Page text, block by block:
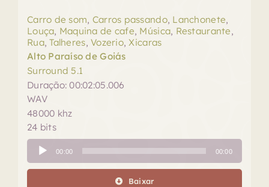
Carro de som, Carros passando, Lanchonete,
Louça, Maquina de cafe, Música, Restaurante,
Rua,Talheres,Vozerio,Xicaras
Alto Paraíso de Goiás
Surround 5.1
Duração: 00:02:05.006
WAV
48000 khz
24 bits
Tocador
de
áudio
00:00 00:00
Baixar